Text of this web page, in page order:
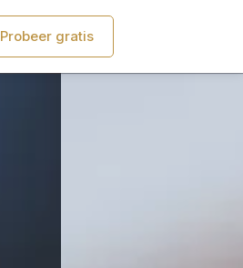
Probeer gratis